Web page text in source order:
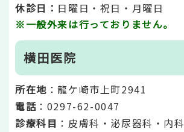
休診日： 日曜日・祝日・月曜日
※一般外来は行っておりません。
横田医院
所在地 ：龍ケ崎市上町2941
電話 ：0297-62-0047
診療科目 ：皮膚科・泌尿器科・内科